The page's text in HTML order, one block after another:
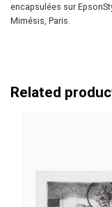
encapsulées sur
Mimésis, Paris.
Related